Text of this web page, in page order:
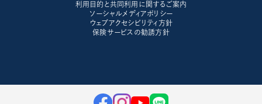
利用目的と共同利用に関するご案内
ソーシャルメディアポリシー
ウェブアクセシビリティ方針
保険サービスの勧誘方針